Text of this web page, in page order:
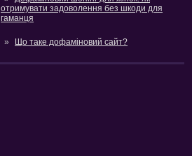
отримувати задоволення без шкоди для
гаманця
Що таке дофаміновий сайт?